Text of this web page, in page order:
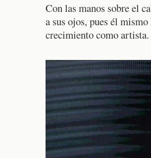
Con las manos sobre el
a sus ojos, pues él
crecimiento como artista.